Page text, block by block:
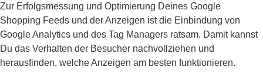
Zur Erfolgsmessung und Optimierung Deines Google
Shopping Feeds und der Anzeigen ist die Einbindung von
Google Analytics und des Tag Managers ratsam. Damit kannst
Du das Verhalten der Besucher nachvollziehen und
herausfinden, welche Anzeigen am besten funktionieren.